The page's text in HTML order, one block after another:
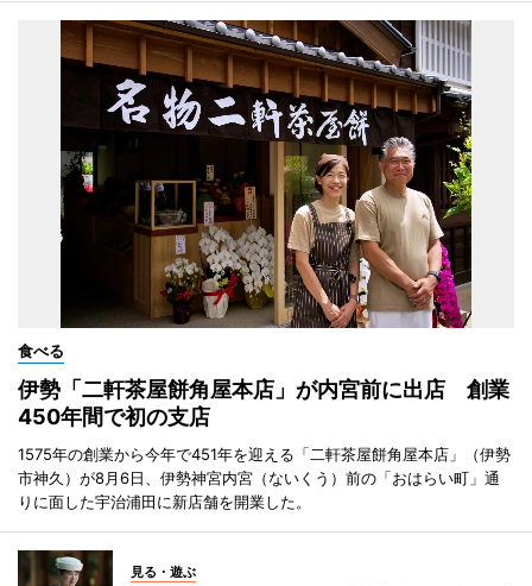
食べる
伊勢「二軒茶屋餅角屋本店」が内宮前に出店 創業
450年間で初の支店
1575年の創業から今年で451年を迎える「二軒茶屋餅角屋本店」（伊勢
市神久）が8月6日、伊勢神宮内宮（ないくう）前の「おはらい町」通
りに面した宇治浦田に新店舗を開業した。
見る・遊ぶ